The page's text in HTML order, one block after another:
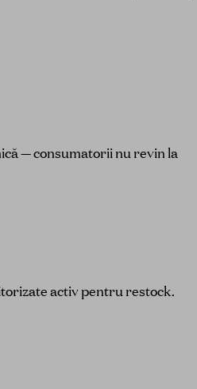
— consumatorii nu revin la
activ pentru restock.